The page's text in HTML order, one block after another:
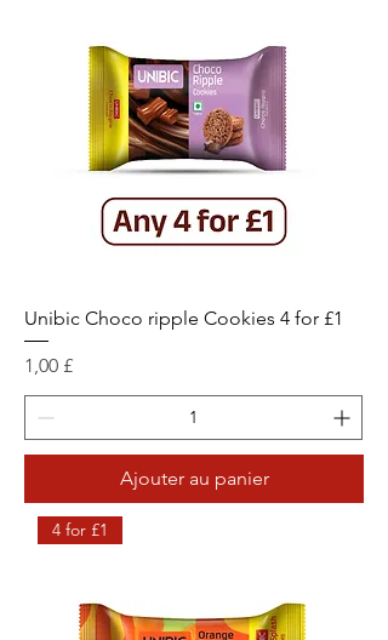
Unibic Choco ripple Cookies 4 for £1
Prix
1,00 £
Ajouter au panier
4 for £1